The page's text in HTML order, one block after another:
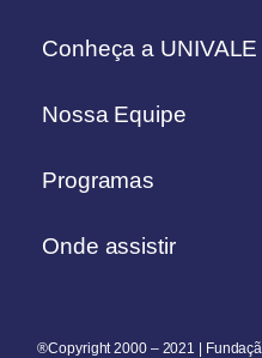
Conheça a
Nossa Equipe
Programas
Onde assistir
®Copyright 2000 – 2021 |